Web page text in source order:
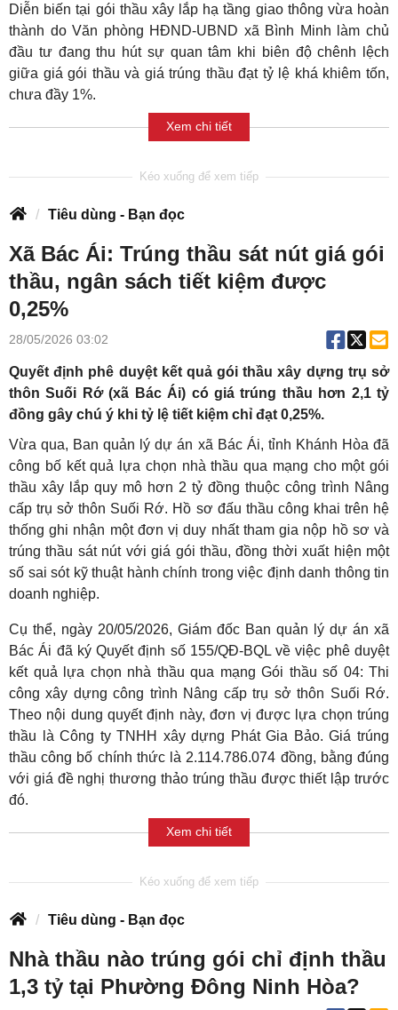
Diễn biến tại gói thầu xây lắp hạ tầng giao thông vừa hoàn
thành do Văn phòng HĐND-UBND xã Bình Minh làm chủ
đầu tư đang thu hút sự quan tâm khi biên độ chênh lệch
giữa giá gói thầu và giá trúng thầu đạt tỷ lệ khá khiêm tốn,
chưa đầy 1%.
Xem chi tiết
Tiêu dùng - Bạn đọc
Xã Bác Ái: Trúng thầu sát nút giá gói
thầu, ngân sách tiết kiệm được
0,25%
28/05/2026 03:02
Quyết định phê duyệt kết quả gói thầu xây dựng trụ sở
thôn Suối Rớ (xã Bác Ái) có giá trúng thầu hơn 2,1 tỷ
đồng gây chú ý khi tỷ lệ tiết kiệm chỉ đạt 0,25%.
Vừa qua, Ban quản lý dự án xã Bác Ái, tỉnh Khánh Hòa đã
công bố kết quả lựa chọn nhà thầu qua mạng cho một gói
thầu xây lắp quy mô hơn 2 tỷ đồng thuộc công trình Nâng
cấp trụ sở thôn Suối Rớ. Hồ sơ đấu thầu công khai trên hệ
thống ghi nhận một đơn vị duy nhất tham gia nộp hồ sơ và
trúng thầu sát nút với giá gói thầu, đồng thời xuất hiện một
số sai sót kỹ thuật hành chính trong việc định danh thông tin
doanh nghiệp.
Cụ thể, ngày 20/05/2026, Giám đốc Ban quản lý dự án xã
Bác Ái đã ký Quyết định số 155/QĐ-BQL về việc phê duyệt
kết quả lựa chọn nhà thầu qua mạng Gói thầu số 04: Thi
công xây dựng công trình Nâng cấp trụ sở thôn Suối Rớ.
Theo nội dung quyết định này, đơn vị được lựa chọn trúng
thầu là Công ty TNHH xây dựng Phát Gia Bảo. Giá trúng
thầu công bố chính thức là 2.114.786.074 đồng, bằng đúng
với giá đề nghị thương thảo trúng thầu được thiết lập trước
đó.
Xem chi tiết
Tiêu dùng - Bạn đọc
Nhà thầu nào trúng gói chỉ định thầu
1,3 tỷ tại Phường Đông Ninh Hòa?